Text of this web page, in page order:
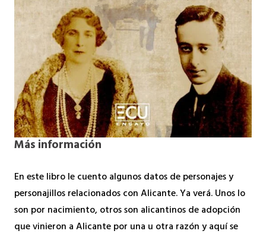
Más información
En este libro le cuento algunos datos de personajes y
personajillos relacionados con Alicante. Ya verá. Unos lo
son por nacimiento, otros son alicantinos de adopción
que vinieron a Alicante por una u otra razón y aquí se